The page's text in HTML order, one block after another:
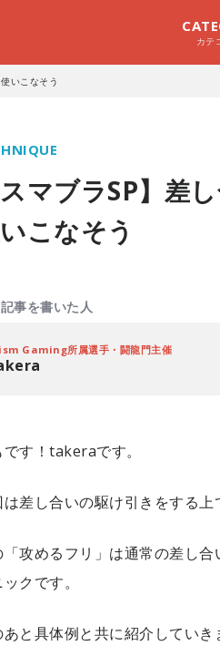
カテ
いこなそう
スマブラSP】差
こなそう
事を書いた人
Gaming所属選手・闘龍門主催
です！takeraです。
は差し合いの駆け引きをする上
「攻めるフリ」は通常の差し
クです。
あと具体例と共に紹介していき